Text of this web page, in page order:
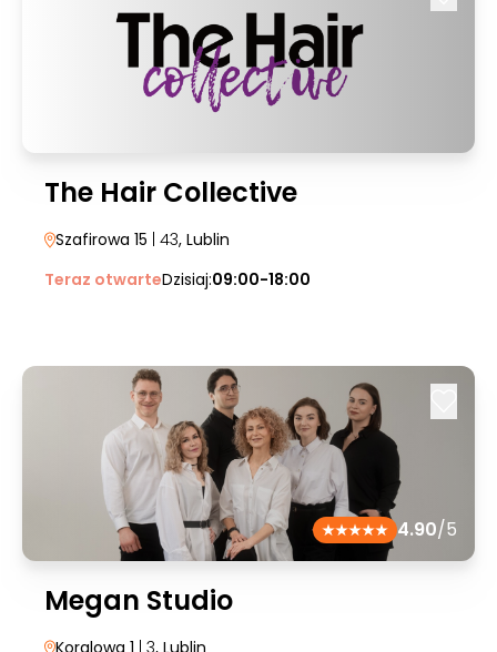
The Hair Collective
Szafirowa 15 | 43, Lublin
Teraz otwarteDzisiaj:09:00-18:00
4.90/5
Megan Studio
Koralowa 1 | 3, Lublin